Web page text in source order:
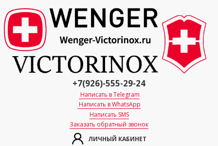
ЛИЧНЫЙ КАБИНЕТ
+7(926)-555-29-24
Написать в Telegram
Написать в WhatsApp
Написать SMS
Заказать обратный звонок